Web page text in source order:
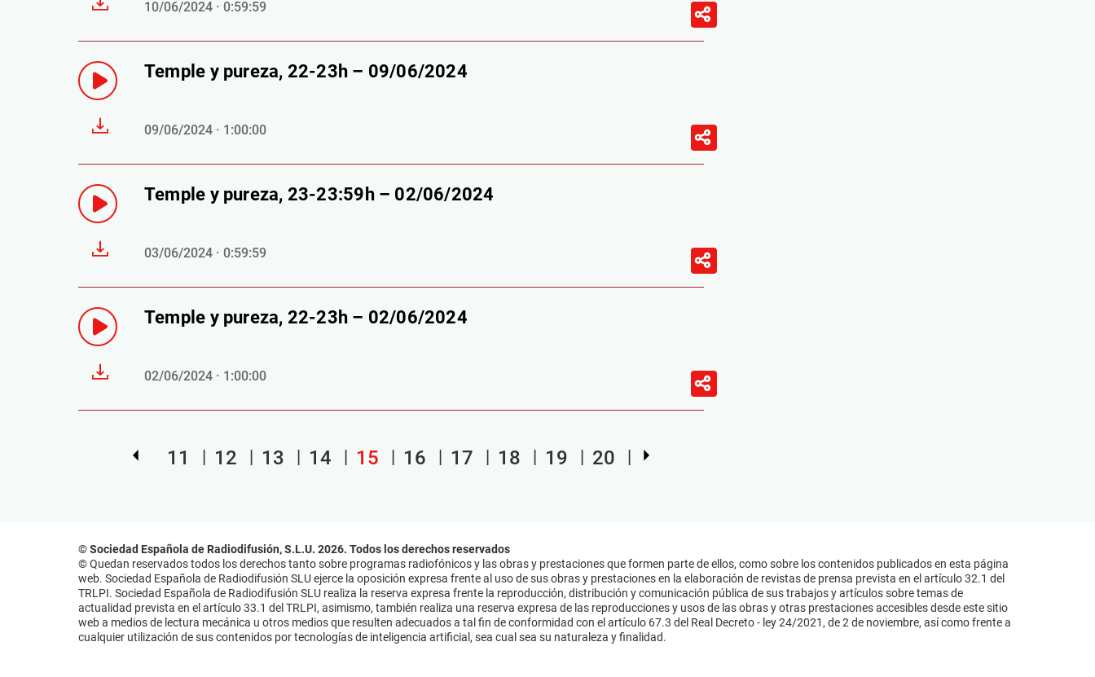
10/06/2024 · 0:59:59
Temple y pureza, 22-23h – 09/06/2024
09/06/2024 · 1:00:00
Temple y pureza, 23-23:59h – 02/06/2024
03/06/2024 · 0:59:59
Temple y pureza, 22-23h – 02/06/2024
02/06/2024 · 1:00:00
11 12 13 14 15 16 17 18 19 20
© Sociedad Española de Radiodifusión, S.L.U. 2026. Todos los derechos reservados
© Quedan reservados todos los derechos tanto sobre programas radiofónicos y las obras y prestaciones que formen parte de ellos, como sobre los contenidos publicados en esta página
web. Sociedad Española de Radiodifusión SLU ejerce la oposición expresa frente al uso de sus obras y prestaciones en la elaboración de revistas de prensa prevista en el artículo 32.1 del
TRLPI. Sociedad Española de Radiodifusión SLU realiza la reserva expresa frente la reproducción, distribución y comunicación pública de sus trabajos y artículos sobre temas de
actualidad prevista en el artículo 33.1 del TRLPI, asimismo, también realiza una reserva expresa de las reproducciones y usos de las obras y otras prestaciones accesibles desde este sitio
web a medios de lectura mecánica u otros medios que resulten adecuados a tal fin de conformidad con el artículo 67.3 del Real Decreto - ley 24/2021, de 2 de noviembre, así como frente a
cualquier utilización de sus contenidos por tecnologías de inteligencia artificial, sea cual sea su naturaleza y finalidad.